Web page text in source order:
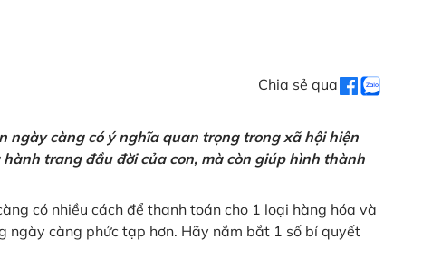
Chia sẻ qua
ngày càng có ý nghĩa quan trọng trong xã hội hiện
trang đầu đời của con, mà còn giúp hình thành
có nhiều cách để thanh toán cho 1 loại hàng hóa và
ngày càng phức tạp hơn. Hãy nắm bắt 1 số bí quyết